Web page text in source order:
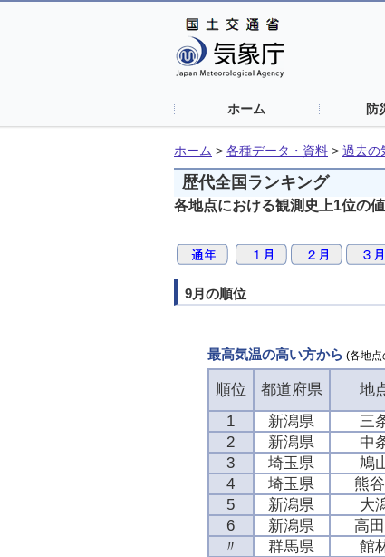
ホーム 防
ホーム > 各種データ・資料 > 過去の
歴代全国ランキング
各地点における観測史上1位の
9月の順位
最高気温の高い方から (各地点
順位 都道府県 地
1
新潟県 三
2
新潟県 中
3
埼玉県 鳩
4
埼玉県 熊
5
新潟県 大
6
新潟県 高
〃
群馬県 館